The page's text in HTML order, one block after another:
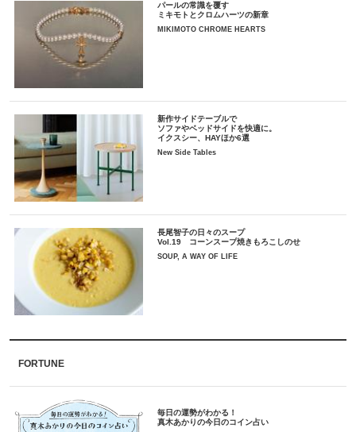
パールの常識を覆す
ミキモトとクロムハーツの新章
MIKIMOTO CHROME HEARTS
新作サイドテーブルで
ソファやベッドサイドを快適に。
イクスシー、HAYほか6選
New Side Tables
長尾智子の日々のスープ
Vol.19 コーンスープ焼きもろこしのせ
SOUP, A WAY OF LIFE
FORTUNE
毎日の運勢がわかる！